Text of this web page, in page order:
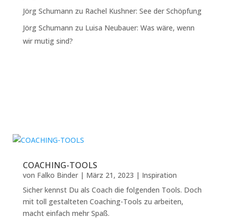
Jörg Schumann zu Rachel Kushner: See der Schöpfung
Jörg Schumann zu Luisa Neubauer: Was wäre, wenn
wir mutig sind?
COACHING-TOOLS
von Falko Binder| März 21, 2023 | Inspiration
Sicher kennst Du als Coach die folgenden Tools. Doch
mit toll gestalteten Coaching-Tools zu arbeiten,
macht einfach mehr Spaß.